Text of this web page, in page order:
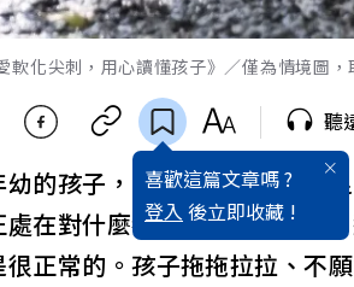
軟化尖刺，用心讀懂孩子》／僅為情境圖
喜歡這篇文章嗎 ?
登入 後立即收藏 !
聽
幼的孩子，自我控制能力愈不
處在對什麼都感到好奇的階段
很正常的。孩子拖拖拉拉、不